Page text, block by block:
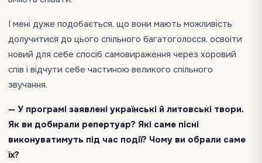
І мені дуже подобається, що вони мають можливість
долучитися до цього спільного багатоголосся, освоїти
новий для себе спосіб самовираження через хоровий
спів і відчути себе частиною великого спільного
звучання.
— У програмі заявлені українські й литовські твори.
Як ви добирали репертуар? Які саме пісні
виконуватимуть під час події? Чому ви обрали саме
їх?